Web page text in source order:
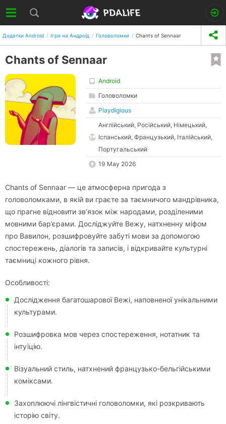
Додатки Android Ігри на Андроїд Головоломки Chants of Sennaar
Chants of Sennaar
Android
Головоломки
Playdigious
Англійський, Російський, Німецький,
Іспанський, Французький, Італійський,
Португальський
19 May 2026
Chants of Sennaar — це атмосферна пригода з
головоломками, в якій ви граєте за таємничого мандрівника,
що прагне відновити зв’язок між народами, розділеними
мовними бар’єрами. Досліджуйте Вежу, натхненну міфом
про Вавилон, розшифровуйте забуті мови за допомогою
спостережень, діалогів та записів, і відкривайте культурні
таємниці кожного рівня.
Особливості:
Дослідження багатошарової Вежі, наповненої унікальними
культурами.
Розшифровка мов через спостереження, нотатник та
інтуїцію.
Візуальний стиль, натхнений французько-бельгійськими
коміксами.
Захоплюючі лінгвістичні головоломки, які розкривають
історію світу.